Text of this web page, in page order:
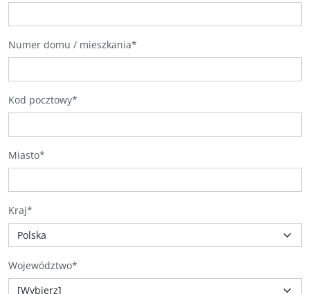
Numer domu / mieszkania*
Kod pocztowy*
Miasto*
Kraj*
Województwo*